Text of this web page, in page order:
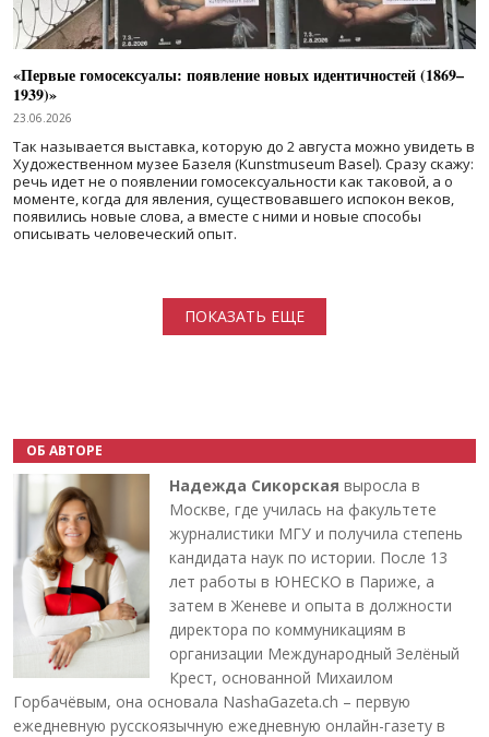
«Первые гомосексуалы: появление новых идентичностей (1869–
1939)»
23.06.2026
Так называется выставка, которую до 2 августа можно увидеть в
Художественном музее Базеля (Kunstmuseum Basel). Сразу скажу:
речь идет не о появлении гомосексуальности как таковой, а о
моменте, когда для явления, существовавшего испокон веков,
появились новые слова, а вместе с ними и новые способы
описывать человеческий опыт.
ПОКАЗАТЬ ЕЩЕ
ОБ АВТОРЕ
Надежда Сикорская выросла в
Москве, где училась на факультете
журналистики МГУ и получила степень
кандидата наук по истории. После 13
лет работы в ЮНЕСКО в Париже, а
затем в Женеве и опыта в должности
директора по коммуникациям в
организации Международный Зелёный
Крест, основанной Михаилом
Горбачёвым, она основала NashaGazeta.ch – первую
ежедневную русскоязычную ежедневную онлайн-газету в